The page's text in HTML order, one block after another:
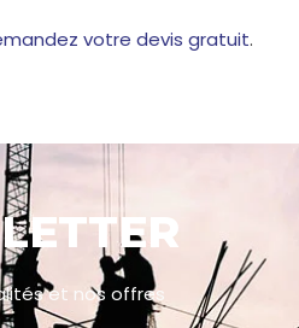
votre devis gratuit.
et nos offres